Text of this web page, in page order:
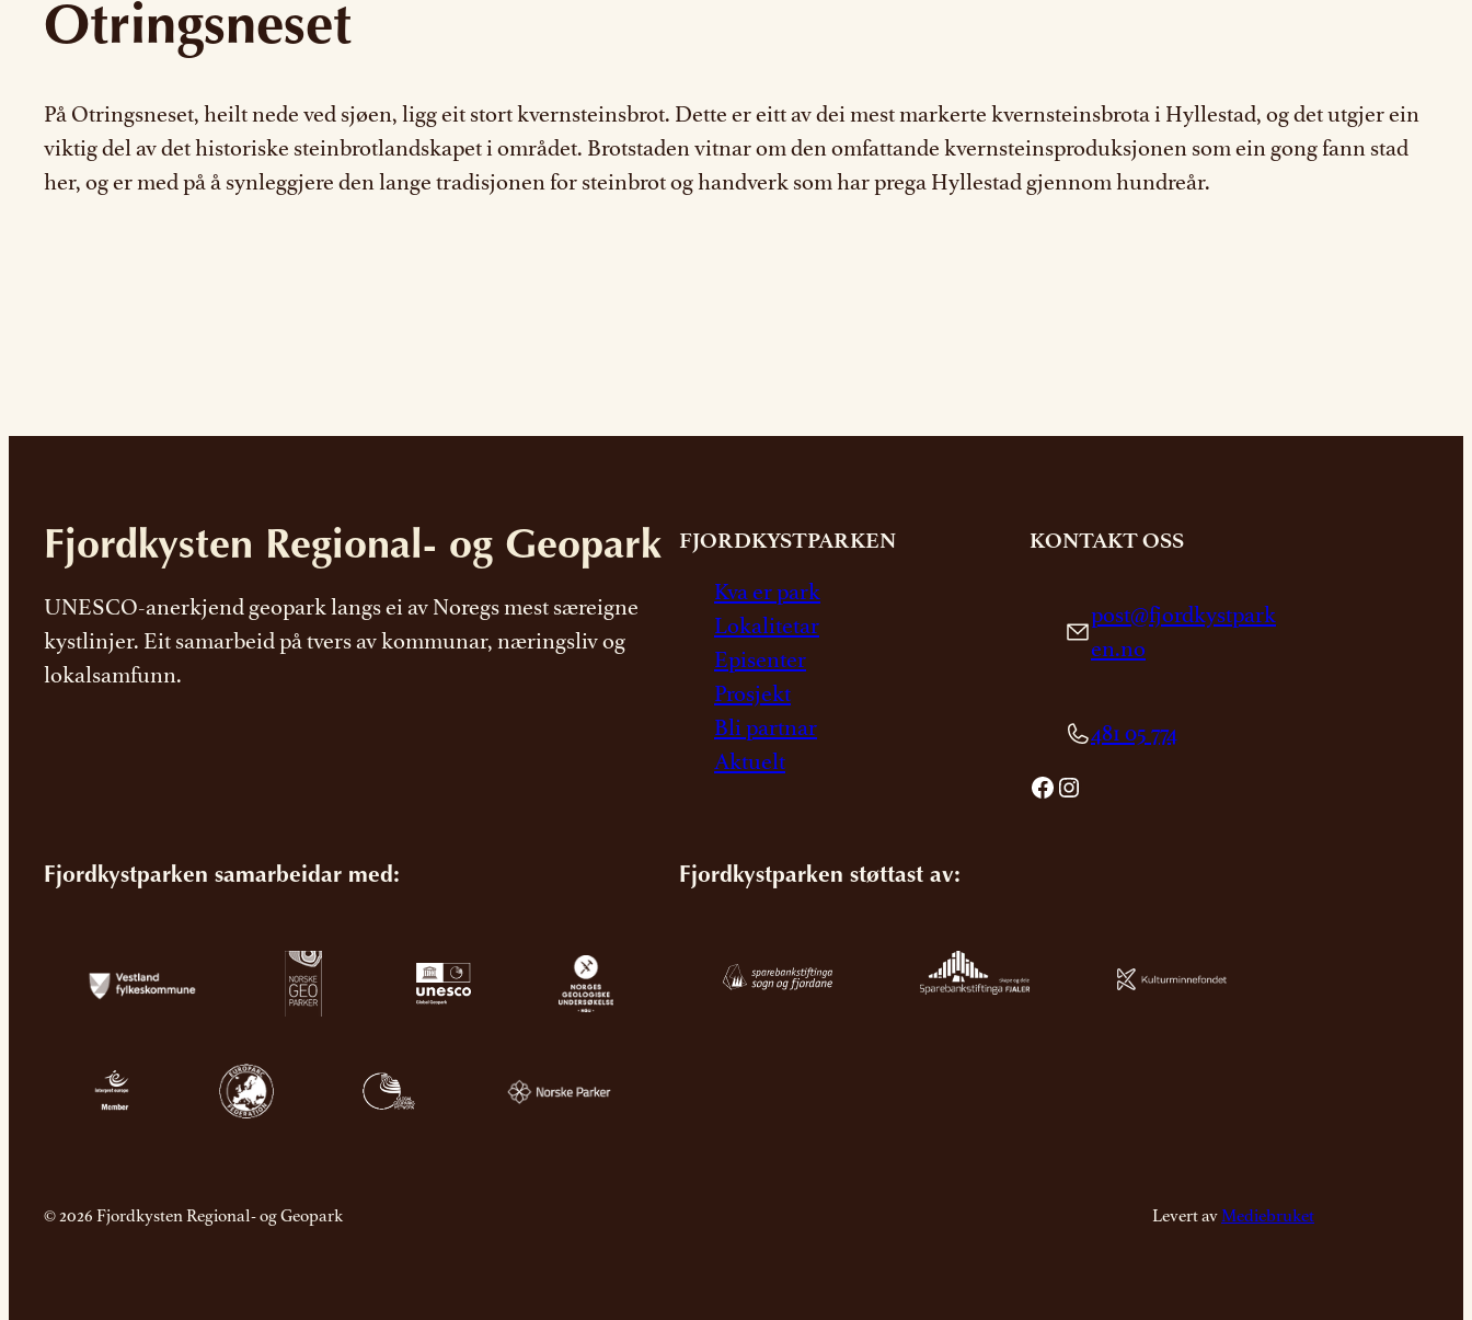
Otringsneset
På Otringsneset, heilt nede ved sjøen, ligg eit stort kvernsteinsbrot. Dette er eitt av dei mest markerte kvernsteinsbrota i Hyllestad, og det utgjer ein
viktig del av det historiske steinbrotlandskapet i området. Brotstaden vitnar om den omfattande kvernsteinsproduksjonen som ein gong fann stad
her, og er med på å synleggjere den lange tradisjonen for steinbrot og handverk som har prega Hyllestad gjennom hundreår.
Fjordkysten Regional- og Geopark
UNESCO-anerkjend geopark langs ei av Noregs mest særeigne
kystlinjer. Eit samarbeid på tvers av kommunar, næringsliv og
lokalsamfunn.
FJORDKYSTPARKEN
Kva er park
Lokalitetar
Episenter
Prosjekt
Bli partnar
Aktuelt
KONTAKT OSS
post@fjordkystpark
en.no
481 05 774
Facebook Instagram
Fjordkystparken samarbeidar med: Fjordkystparken støttast av:
© 2026 Fjordkysten Regional- og Geopark Levert avMediebruket